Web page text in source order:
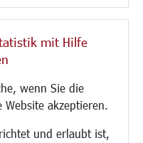
mit Hilfe
wenn Sie die
akzeptieren.
und erlaubt ist,